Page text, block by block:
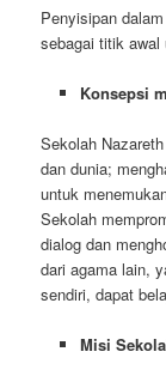
Penyisipan
sebagai titik awal
Konsepsi
Sekolah
dan dunia;
untuk
Sekolah
dialog dan
dari agama lain,
sendiri, dapat
Misi